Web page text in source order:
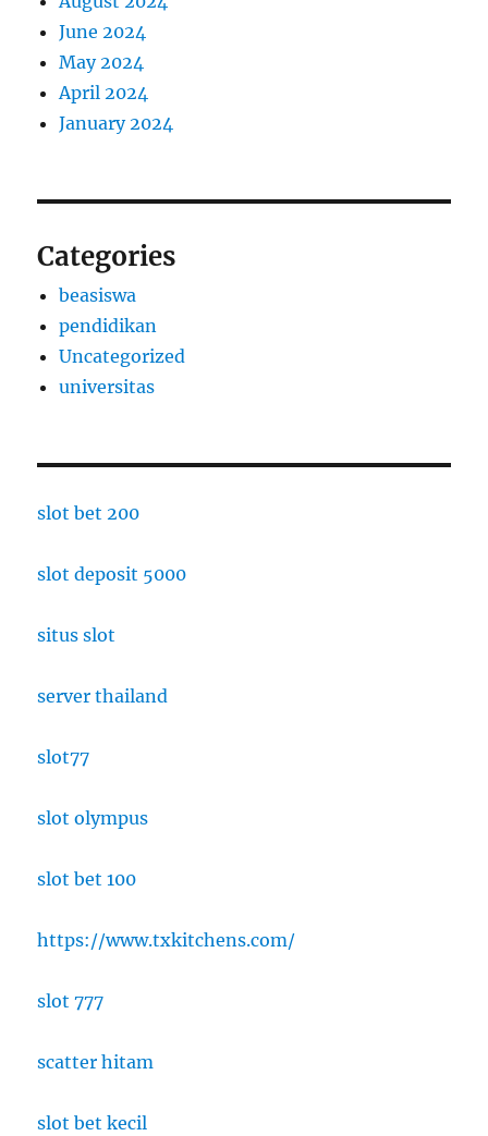
June 2024
May 2024
April 2024
January 2024
Categories
beasiswa
pendidikan
Uncategorized
universitas
slot bet 200
slot deposit 5000
situs slot
server thailand
slot77
slot olympus
slot bet 100
https://www.txkitchens.com/
slot 777
scatter hitam
slot bet kecil